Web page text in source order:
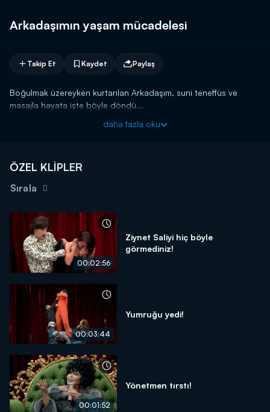
Arkadaşımın yaşam mücadelesi
Takip Et Kaydet Paylaş
Boğulmak üzereyken kurtarılan Arkadaşım, suni teneffüs ve
masajla hayata işte böyle döndü...
daha fazla oku
ÖZEL KLİPLER
Sırala
00:02:56
Ziynet Saliyi hiç böyle
görmediniz!
00:03:44
Yumruğu yedi!
00:01:52
Yönetmen tırstı!